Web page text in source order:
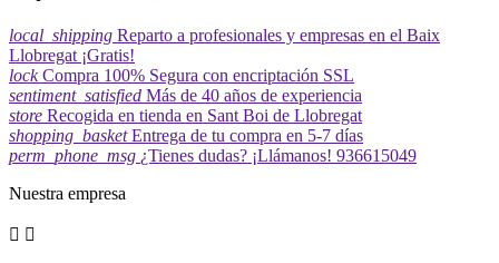
local_shipping Reparto a profesionales y empresas en el Baix
Llobregat ¡Gratis!
lock Compra 100% Segura con encriptación SSL
sentiment_satisfied Más de 40 años de experiencia
store Recogida en tienda en Sant Boi de Llobregat
shopping_basket Entrega de tu compra en 5-7 días
perm_phone_msg ¿Tienes dudas? ¡Llámanos! 936615049
Nuestra empresa
 